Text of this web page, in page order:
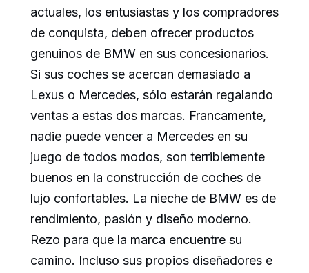
actuales, los entusiastas y los compradores
de conquista, deben ofrecer productos
genuinos de BMW en sus concesionarios.
Si sus coches se acercan demasiado a
Lexus o Mercedes, sólo estarán regalando
ventas a estas dos marcas. Francamente,
nadie puede vencer a Mercedes en su
juego de todos modos, son terriblemente
buenos en la construcción de coches de
lujo confortables. La nieche de BMW es de
rendimiento, pasión y diseño moderno.
Rezo para que la marca encuentre su
camino. Incluso sus propios diseñadores e